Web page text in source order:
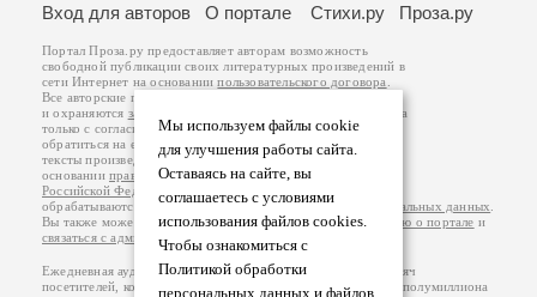
Мы используем файлы cookie
для улучшения работы сайта.
Оставаясь на сайте, вы
соглашаетесь с условиями
использования файлов cookies.
Чтобы ознакомиться с
Политикой обработки
персональных данных и файлов
Вход для авторов
О портале Стихи.ру Проза.ру
Портал Проза.ру предоставляет авторам возможность
свободной публикации своих литературных произведений в
сети Интернет на основаниипользовательского договора
Все авторские права на произведения принадлежат авторам
и охраняются законом
. Перепечатка произведений возможна
только с согласия его автора, к которому вы можете
обратиться на его авторской странице. Ответственность за
тексты произведений авторы несут самостоятельно на
основанииправил публикацииизаконодательства
Российской Федерации
обрабатываются на основанииПолитики обработки персональных данных
Вы также можете посмотреть более подробнуюинформацию о портале и
связаться с администрацией
Ежедневная аудитория портала Проза.ру – порядка 100 тысяч
посетителей, которые в общей сумме просматривают более полумиллиона